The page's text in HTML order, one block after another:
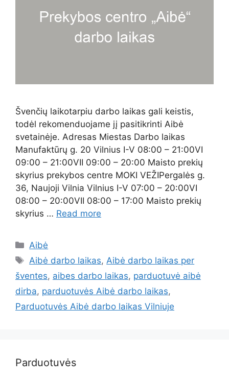
Švenčių laikotarpiu darbo laikas gali keistis,
todėl rekomenduojame jį pasitikrinti Aibė
svetainėje. Adresas Miestas Darbo laikas
Manufaktūrų g. 20 Vilnius I-V 08:00 – 21:00VI
09:00 – 21:00VII 09:00 – 20:00 Maisto prekių
skyrius prekybos centre MOKI VEŽIPergalės g.
36, Naujoji Vilnia Vilnius I-V 07:00 – 20:00VI
08:00 – 20:00VII 08:00 – 17:00 Maisto prekių
skyrius … Read more
Aibė
Aibė darbo laikas,Aibė darbo laikas per
šventes, aibes darbo laikas, parduotuvė aibė
dirba, parduotuvės Aibė darbo laikas,
Parduotuvės Aibė darbo laikas Vilniuje
Parduotuvės